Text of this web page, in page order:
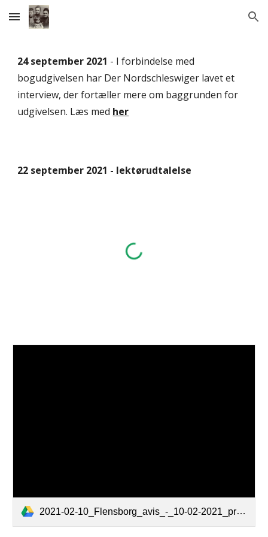
Skip to main content Skip to navigation
24 september 2021 - I forbindelse med
bogudgivelsen har Der Nordschleswiger lavet et
interview, der fortæller mere om baggrunden for
udgivelsen. Læs med her
22 september 2021 - lektørudtalelse
2021-02-10_Flensborg_avis_-_10-02-2021_print.pdf